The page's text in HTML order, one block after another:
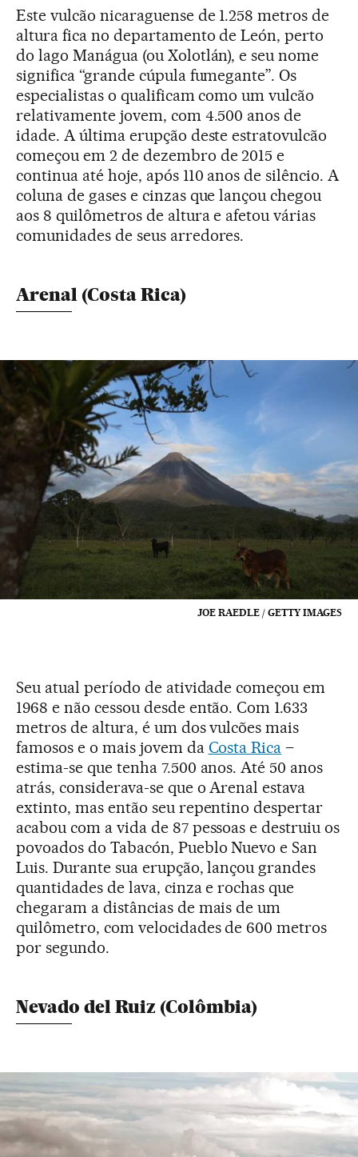
Este vulcão nicaraguense de 1.258 metros de
altura fica no departamento de León, perto
do lago Manágua (ou Xolotlán), e seu nome
significa “grande cúpula fumegante”. Os
especialistas o qualificam como um vulcão
relativamente jovem, com 4.500 anos de
idade. A última erupção deste estratovulcão
começou em 2 de dezembro de 2015 e
continua até hoje, após 110 anos de silêncio. A
coluna de gases e cinzas que lançou chegou
aos 8 quilômetros de altura e afetou várias
comunidades de seus arredores.
Arenal (Costa Rica)
JOE RAEDLE / GETTY IMAGES
Seu atual período de atividade começou em
1968 e não cessou desde então. Com 1.633
metros de altura, é um dos vulcões mais
famosos e o mais jovem da Costa Rica –
estima-se que tenha 7.500 anos. Até 50 anos
atrás, considerava-se que o Arenal estava
extinto, mas então seu repentino despertar
acabou com a vida de 87 pessoas e destruiu os
povoados do Tabacón, Pueblo Nuevo e San
Luis. Durante sua erupção, lançou grandes
quantidades de lava, cinza e rochas que
chegaram a distâncias de mais de um
quilômetro, com velocidades de 600 metros
por segundo.
Nevado del Ruiz (Colômbia)